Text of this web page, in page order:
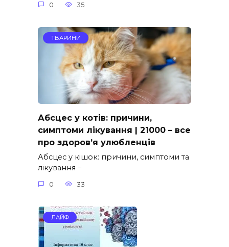
0 35
ТВАРИНИ
Абсцес у котів: причини,
симптоми лікування | 21000 – все
про здоров’я улюбленців
Абсцес у кішок: причини, симптоми та
лікування –
0 33
ЛАЙФ